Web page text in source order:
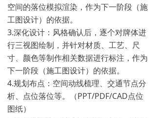
空间的落位模拟渲染，作为下一阶段（施
工图设计）的依据。
3.深化设计：风格确认后，逐个对牌体进
行三视图绘制，并针对材质、工艺、尺
寸、颜色等制作相关数据进行标注，作为
下一阶段（施工图设计）的依据。
4.规划布点：空间动线梳理、交通节点分
析、点位落位等。（PPT/PDF/CAD点位
图纸）